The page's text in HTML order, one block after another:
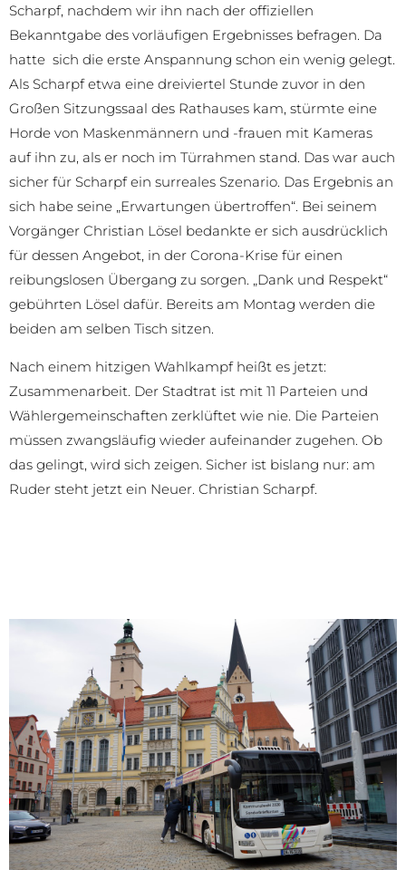
Scharpf, nachdem wir ihn nach der offiziellen
Bekanntgabe des vorläufigen Ergebnisses befragen. Da
hatte sich die erste Anspannung schon ein wenig gelegt.
Als Scharpf etwa eine dreiviertel Stunde zuvor in den
Großen Sitzungssaal des Rathauses kam, stürmte eine
Horde von Maskenmännern und -frauen mit Kameras
auf ihn zu, als er noch im Türrahmen stand. Das war auch
sicher für Scharpf ein surreales Szenario. Das Ergebnis an
sich habe seine „Erwartungen übertroffen“. Bei seinem
Vorgänger Christian Lösel bedankte er sich ausdrücklich
für dessen Angebot, in der Corona-Krise für einen
reibungslosen Übergang zu sorgen. „Dank und Respekt“
gebührten Lösel dafür. Bereits am Montag werden die
beiden am selben Tisch sitzen.
Nach einem hitzigen Wahlkampf heißt es jetzt:
Zusammenarbeit. Der Stadtrat ist mit 11 Parteien und
Wählergemeinschaften zerklüftet wie nie. Die Parteien
müssen zwangsläufig wieder aufeinander zugehen. Ob
das gelingt, wird sich zeigen. Sicher ist bislang nur: am
Ruder steht jetzt ein Neuer. Christian Scharpf.